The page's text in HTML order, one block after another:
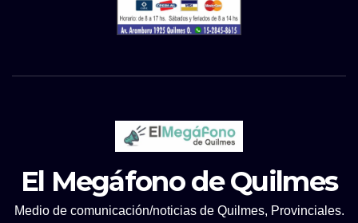
El Megáfono de Quilmes
Medio de comunicación/noticias de Quilmes, Provinciales.